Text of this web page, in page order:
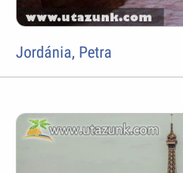
Jordánia, Petra